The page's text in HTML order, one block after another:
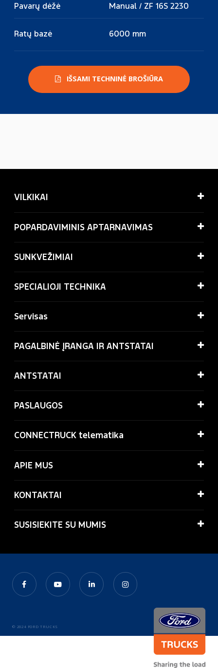
Pavarų dėžė Manual / ZF 16S 2230
Ratų bazė 6000 mm
IŠSAMI TECHNINĖ BROŠIŪRA
VILKIKAI
POPARDAVIMINIS APTARNAVIMAS
SUNKVEŽIMIAI
SPECIALIOJI TECHNIKA
Servisas
PAGALBINĖ ĮRANGA IR ANTSTATAI
ANTSTATAI
PASLAUGOS
CONNECTRUCK telematika
APIE MUS
KONTAKTAI
SUSISIEKITE SU MUMIS
© 2024 FORD TRUCKS